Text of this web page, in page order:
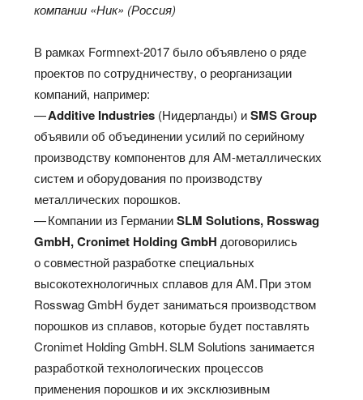
компании «Ник» (Россия)
В рамках Formnext‑2017 было объявлено о ряде
проектов по сотрудничеству, о реорганизации
компаний, например:
—Additive Industries (Нидерланды) иSMS Group
объявили об объединении усилий по серийному
производству компонентов для АМ-металлических
систем и оборудования по производству
металлических порошков.
— Компании из Германии SLM Solutions, Rosswag
GmbH, Cronimet Holding GmbH договорились
о совместной разработке специальных
высокотехнологичных сплавов для АМ. При этом
Rosswag GmbH будет заниматься производством
порошков из сплавов, которые будет поставлять
Cronimet Holding GmbH. SLM Solutions занимается
разработкой технологических процессов
применения порошков и их эксклюзивным